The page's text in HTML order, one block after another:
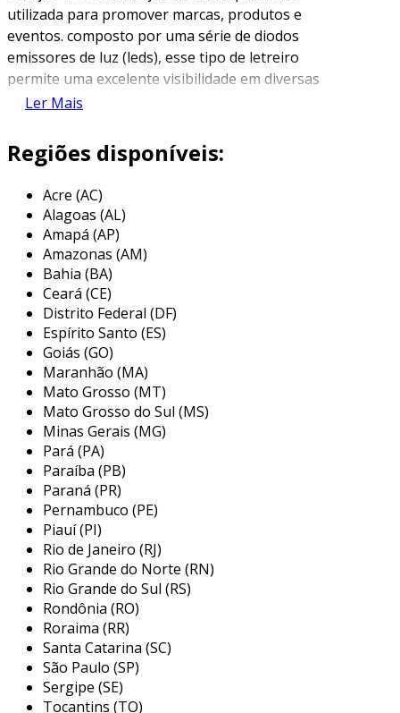
utilizada para promover marcas, produtos e
eventos. composto por uma série de diodos
emissores de luz (leds), esse tipo de letreiro
permite uma excelente visibilidade em diversas
condições de iluminação, tornando-se uma
empresas em geral.
letreiros de led são conhecidos por sua
versatilidade estética. eles podem ser
projetados em diferentes formatos, tamanhos
e cores, adaptando-se às necessidades
específicas de cada negócio. este recurso não
apenas atrai a atenção, mas também pode ser
programado para exibir animações e texto
dinâmico, oferecendo uma experiência visual
envolvente aos espectadores.
principais aplicações do painel
letreiro luminoso de leds
os painéis letreiros luminosos de leds são
extremamente versáteis e encontram
aplicações em diversas áreas. a seguir,
destacamos alguns dos principais setores que
se beneficiam dessa tecnologia:
comércio varejista:utilizados para
promover produtos em promoção ou
destacar a marca, aumentando assim a
atratividade da loja.
eventos:em feiras, shows e festivais, os
painéis de led servem para apresentar
Ler Mais
Regiões disponíveis:
Acre (AC)
Alagoas (AL)
Amapá (AP)
Amazonas (AM)
Bahia (BA)
Ceará (CE)
Distrito Federal (DF)
Espírito Santo (ES)
Goiás (GO)
Maranhão (MA)
Mato Grosso (MT)
Mato Grosso do Sul (MS)
Minas Gerais (MG)
Pará (PA)
Paraíba (PB)
Paraná (PR)
Pernambuco (PE)
Piauí (PI)
Rio de Janeiro (RJ)
Rio Grande do Norte (RN)
Rio Grande do Sul (RS)
Rondônia (RO)
Roraima (RR)
Santa Catarina (SC)
São Paulo (SP)
Sergipe (SE)
Tocantins (TO)